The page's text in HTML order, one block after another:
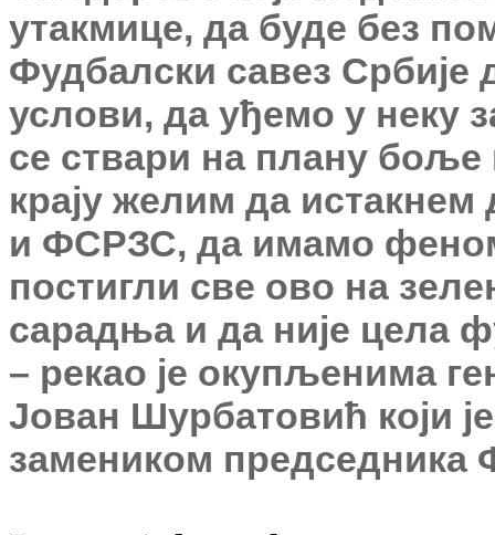
утакмице, да буде без
Фудбалски савез Србије
услови, да уђемо у неку
се ствари на плану
крају желим да истакнем
и ФСРЗС, да имамо
постигли све ово на
сарадња и да није цела
– рекао је окупљенима
Јован Шурбатовић који
замеником